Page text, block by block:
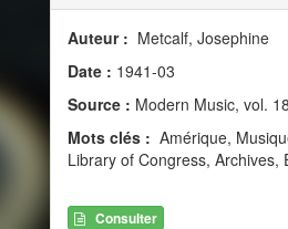
Auteur : Metcalf, Josephine
Date : 1941-03
Source : Modern Music, vol.
Mots clés : Amérique,
Library of Congress, Archives,
Consulter